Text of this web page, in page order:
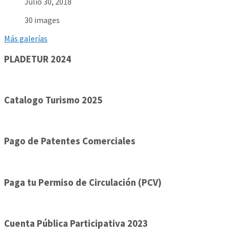
30 images
Más galerías
PLADETUR 2024
Catalogo Turismo 2025
Pago de Patentes Comerciales
Paga tu Permiso de Circulación (PCV)
Cuenta Pública Participativa 2023